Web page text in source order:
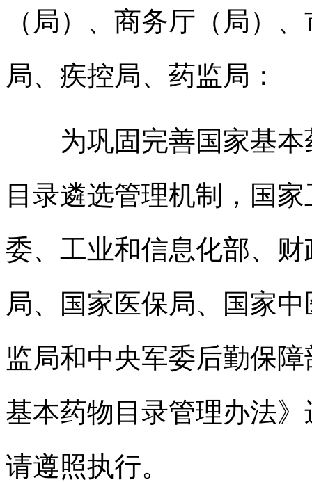
（局）、商务厅（局）
局、疾控局、药监局：
为巩固完善国家基本
目录遴选管理机制，国
委、工业和信息化部、
局、国家医保局、国家
监局和中央军委后勤保
基本药物目录管理办法
请遵照执行。